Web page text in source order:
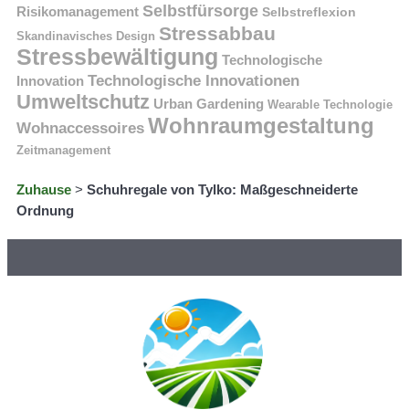
Risikomanagement Selbstfürsorge Selbstreflexion
Skandinavisches Design Stressabbau
Stressbewältigung Technologische
Innovation Technologische Innovationen
Umweltschutz Urban Gardening Wearable Technologie
Wohnaccessoires Wohnraumgestaltung
Zeitmanagement
Zuhause > Schuhregale von Tylko: Maßgeschneiderte
Ordnung